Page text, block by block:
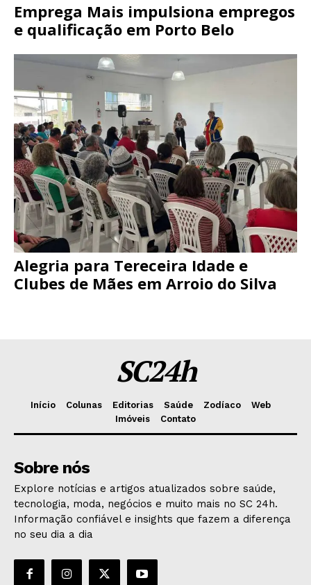
Emprega Mais impulsiona empregos
e qualificação em Porto Belo
Alegria para Tereceira Idade e
Clubes de Mães em Arroio do Silva
SC24h
Início Colunas Editorias Saúde Zodíaco
Web
Imóveis
Contato
Sobre nós
Explore notícias e artigos atualizados sobre saúde,
tecnologia, moda, negócios e muito mais no SC 24h.
Informação confiável e insights que fazem a diferença
no seu dia a dia